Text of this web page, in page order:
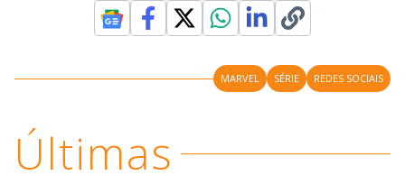
MARVEL SÉRIE REDES SOCIAIS
Últimas